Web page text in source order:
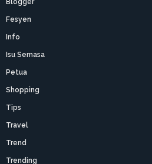
Blogger
Fesyen
Info
Isu Semasa
Petua
Shopping
Tips
Travel
Trend
Trending